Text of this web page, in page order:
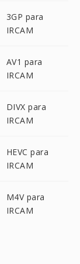
3GP para
IRCAM
AV1 para
IRCAM
DIVX para
IRCAM
HEVC para
IRCAM
M4V para
IRCAM